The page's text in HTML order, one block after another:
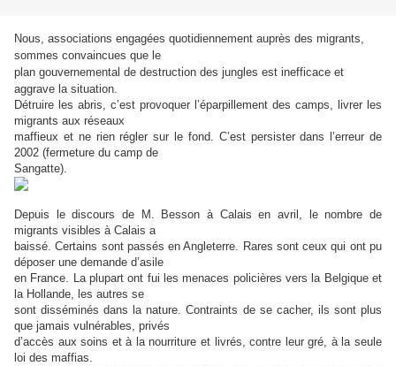
Nous, associations engagées quotidiennement auprès des migrants,
sommes convaincues que le
plan gouvernemental de destruction des jungles est inefficace et
aggrave la situation.
Détruire les abris, c’est provoquer l’éparpillement des camps, livrer les
migrants aux réseaux
maffieux et ne rien régler sur le fond. C’est persister dans l’erreur de
2002 (fermeture du camp de
Sangatte).
Depuis le discours de M. Besson à Calais en avril, le nombre de
migrants visibles à Calais a
baissé. Certains sont passés en Angleterre. Rares sont ceux qui ont pu
déposer une demande d’asile
en France. La plupart ont fui les menaces policières vers la Belgique et
la Hollande, les autres se
sont disséminés dans la nature. Contraints de se cacher, ils sont plus
que jamais vulnérables, privés
d’accès aux soins et à la nourriture et livrés, contre leur gré, à la seule
loi des maffias.